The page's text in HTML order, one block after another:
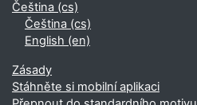
Čeština ‎(cs)‎
Čeština ‎(cs)‎
English ‎(en)‎
Zásady
Stáhněte si mobilní aplikaci